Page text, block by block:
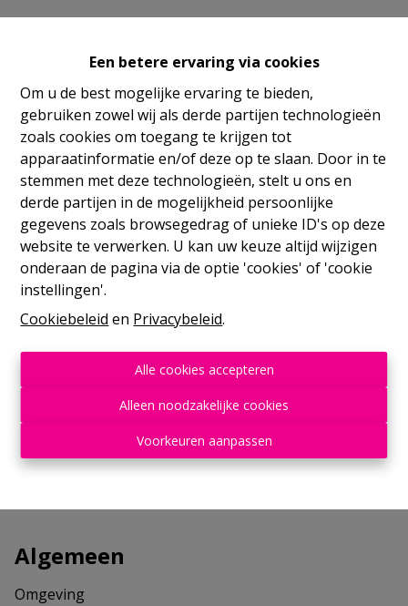
Een betere ervaring via cookies
Om u de best mogelijke ervaring te bieden,
gebruiken zowel wij als derde partijen technologieën
zoals cookies om toegang te krijgen tot
apparaatinformatie en/of deze op te slaan. Door in te
stemmen met deze technologieën, stelt u ons en
derde partijen in de mogelijkheid persoonlijke
gegevens zoals browsegedrag of unieke ID's op deze
website te verwerken. U kan uw keuze altijd wijzigen
onderaan de pagina via de optie 'cookies' of 'cookie
instellingen'.
Cookiebeleid en Privacybeleid.
Alle cookies accepteren
Alleen noodzakelijke cookies
Voorkeuren aanpassen
€ 1.000 /maand
6040 Jumet |Ref:1800 NIEW
Vorige Lijst Volgende
Info aanvragen
Delen
Algemeen
Omgeving